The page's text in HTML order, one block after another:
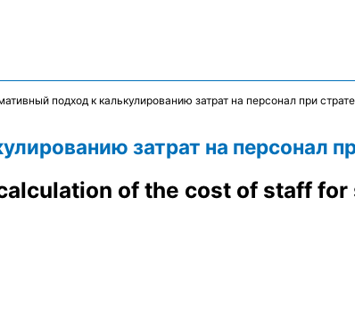
подход к калькулированию затрат на персонал при
затрат на персонал
of the cost of staff